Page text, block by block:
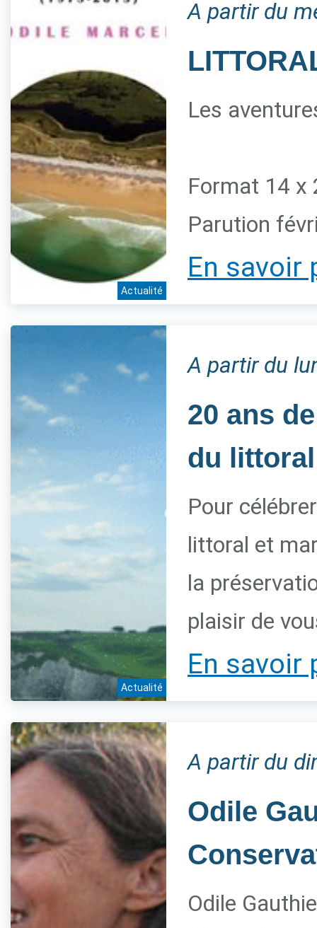
Actualité
A partir du
Les
Format 14 x
Parution
En savoir
Actualité
A partir du
20 ans
du littoral
Pour
littoral et
la
plaisir de
En savoir
A partir du
Odile
Odile